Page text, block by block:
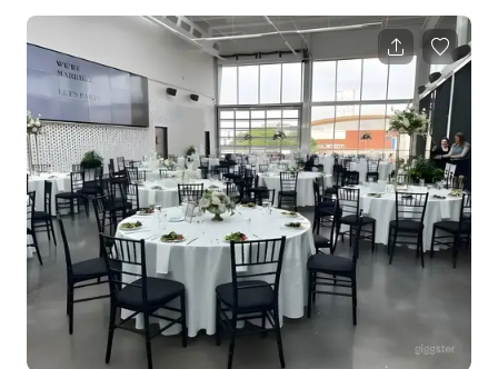
d'utiliser une zone de préparation privée, parfaite comme salle
de préparation, retraite nuptiale privée ou espace VIP en
coulisses. Galerie du 1er étage parfaite pour cérémonies de
mariage, expositions d'art, heures de cocktail et plus enc